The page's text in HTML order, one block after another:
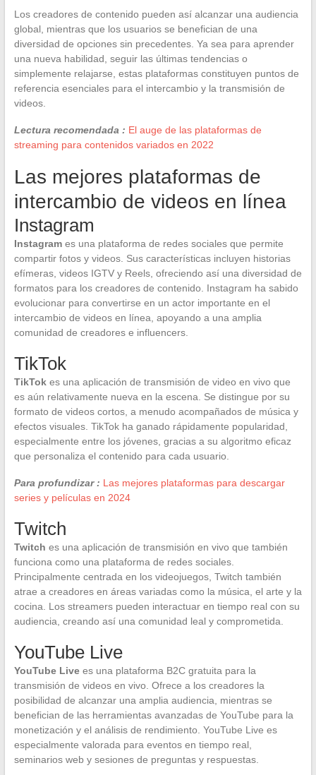
Los creadores de contenido pueden así alcanzar una audiencia
global, mientras que los usuarios se benefician de una
diversidad de opciones sin precedentes. Ya sea para aprender
una nueva habilidad, seguir las últimas tendencias o
simplemente relajarse, estas plataformas constituyen puntos de
referencia esenciales para el intercambio y la transmisión de
videos.
Lectura recomendada : El auge de las plataformas de
streaming para contenidos variados en 2022
Las mejores plataformas de
intercambio de videos en línea
Instagram
Instagrames una plataforma de redes sociales que permite
compartir fotos y videos. Sus características incluyen historias
efímeras, videos IGTV y Reels, ofreciendo así una diversidad de
formatos para los creadores de contenido. Instagram ha sabido
evolucionar para convertirse en un actor importante en el
intercambio de videos en línea, apoyando a una amplia
comunidad de creadores e influencers.
TikTok
TikTokes una aplicación de transmisión de video en vivo que
es aún relativamente nueva en la escena. Se distingue por su
formato de videos cortos, a menudo acompañados de música y
efectos visuales. TikTok ha ganado rápidamente popularidad,
especialmente entre los jóvenes, gracias a su algoritmo eficaz
que personaliza el contenido para cada usuario.
Para profundizar : Las mejores plataformas para descargar
series y películas en 2024
Twitch
Twitch es una aplicación de transmisión en vivo que también
funciona como una plataforma de redes sociales.
Principalmente centrada en los videojuegos, Twitch también
atrae a creadores en áreas variadas como la música, el arte y la
cocina. Los streamers pueden interactuar en tiempo real con su
audiencia, creando así una comunidad leal y comprometida.
YouTube Live
YouTube Livees una plataforma B2C gratuita para la
transmisión de videos en vivo. Ofrece a los creadores la
posibilidad de alcanzar una amplia audiencia, mientras se
benefician de las herramientas avanzadas de YouTube para la
monetización y el análisis de rendimiento. YouTube Live es
especialmente valorada para eventos en tiempo real,
seminarios web y sesiones de preguntas y respuestas.